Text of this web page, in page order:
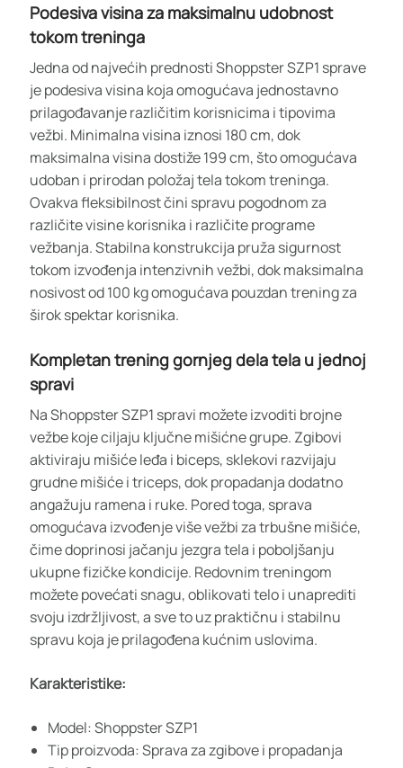
Podesiva visina za maksimalnu udobnost
tokom treninga
Jedna od najvećih prednosti Shoppster SZP1 sprave
je podesiva visina koja omogućava jednostavno
prilagođavanje različitim korisnicima i tipovima
vežbi. Minimalna visina iznosi 180 cm, dok
maksimalna visina dostiže 199 cm, što omogućava
udoban i prirodan položaj tela tokom treninga.
Ovakva fleksibilnost čini spravu pogodnom za
različite visine korisnika i različite programe
vežbanja. Stabilna konstrukcija pruža sigurnost
tokom izvođenja intenzivnih vežbi, dok maksimalna
nosivost od 100 kg omogućava pouzdan trening za
širok spektar korisnika.
Kompletan trening gornjeg dela tela u jednoj
spravi
Na Shoppster SZP1 spravi možete izvoditi brojne
vežbe koje ciljaju ključne mišićne grupe. Zgibovi
aktiviraju mišiće leđa i biceps, sklekovi razvijaju
grudne mišiće i triceps, dok propadanja dodatno
angažuju ramena i ruke. Pored toga, sprava
omogućava izvođenje više vežbi za trbušne mišiće,
čime doprinosi jačanju jezgra tela i poboljšanju
ukupne fizičke kondicije. Redovnim treningom
možete povećati snagu, oblikovati telo i unaprediti
svoju izdržljivost, a sve to uz praktičnu i stabilnu
spravu koja je prilagođena kućnim uslovima.
Karakteristike:
Model: Shoppster SZP1
Tip proizvoda: Sprava za zgibove i propadanja